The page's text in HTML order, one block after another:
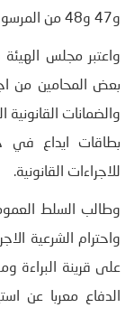
و47 و48 من المرسوم المنظم لمهنة المحاماة.
واعتبر مجلس
بعض المحامين من
والضمانات
بطاقات ايداع
للاجراءات القانونية.
وطالب السلط
واحترام الشرعية
على قرينة البراءة
الدفاع معربا عن